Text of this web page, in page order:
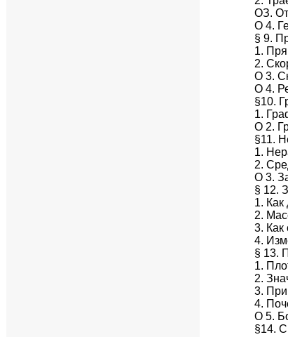
ОЗ. От
О 4.
§ 9.
1.
2.
О 3.
О 4.
§10.
1.
О 2.
§11.
1.
2.
О 3.
§ 12.
1. Как
2.
3. Как
4.
§ 13.
1.
2.
3.
4.
О 5.
§14.